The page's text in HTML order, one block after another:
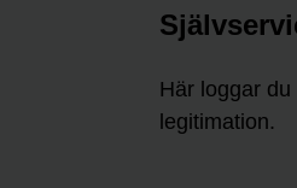
Här loggar
legitimation.